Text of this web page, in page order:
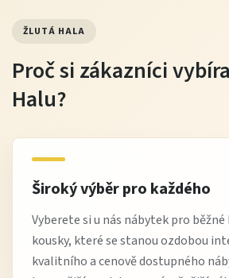
ŽLUTÁ HALA
Proč si zákazníci
Halu?
Široký výběr pro každého
Vyberete si u nás nábytek pro
kousky, které se stanou ozdobou
kvalitního a cenově dostupného